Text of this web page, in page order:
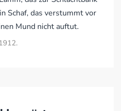
Schaf, das verstummt vor
Mund nicht auftut.